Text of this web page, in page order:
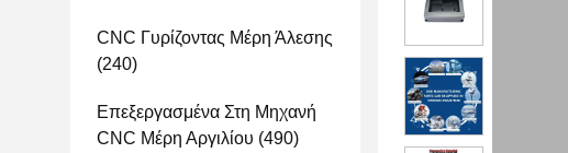
CNC Γυρίζοντας Μέρη Άλεσης
(240)
Επεξεργασμένα Στη Μηχανή
CNC Μέρη Αργιλίου (490)